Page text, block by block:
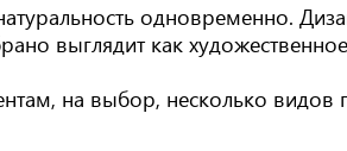
одновременно.
выглядит как
на выбор, несколько видов